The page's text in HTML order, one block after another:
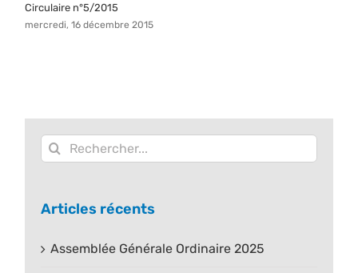
Circulaire n°5/2015
mercredi, 16 décembre 2015
Rechercher:
Articles récents
Assemblée Générale Ordinaire 2025